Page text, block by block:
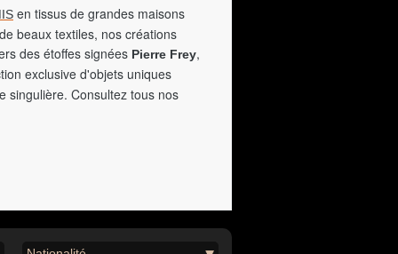
en tissus de grandes maisons
beaux textiles, nos créations
des étoffes signées Pierre Frey,
exclusive d'objets uniques
singulière. Consultez tous nos